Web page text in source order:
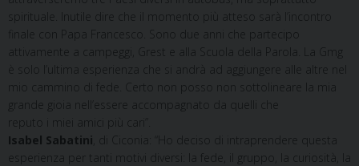
spirituale. Inutile dire che il momento più atteso sarà l’incontro
finale con Papa Francesco. Sono due anni che partecipo
attivamente a campeggi, Grest e alla Scuola della Parola. La Gmg
è solo l’ultima esperienza che si andrà ad aggiungere alle altre nel
mio cammino di fede. Certo non posso non sottolineare la mia
grande gioia nell’essere accompagnato da quelli che
reputo i miei amici più cari”.
Isabel Sabatini , di Ciconia: “Ho deciso di intraprendere questa
esperienza per tanti motivi diversi: la fede, il gruppo, la curiosità, la